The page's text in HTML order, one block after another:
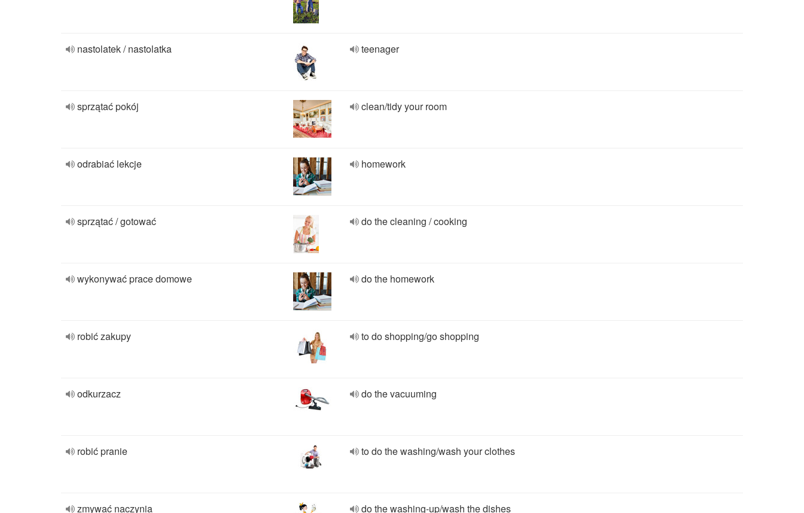
nastolatek / nastolatka teenager
sprzątać pokój clean/tidy your room
odrabiać lekcje homework
sprzątać / gotować do the cleaning / cooking
wykonywać prace domowe do the homework
robić zakupy to do shopping/go shopping
odkurzacz do the vacuuming
robić pranie to do the washing/wash your clothes
zmywać naczynia do the washing-up/wash the dishes